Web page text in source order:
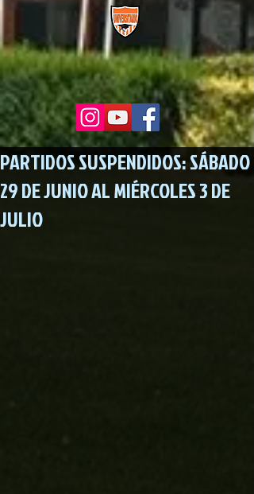
PARTIDOS SUSPENDIDOS: SÁBADO
29 DE JUNIO AL MIÉRCOLES 3 DE
JULIO